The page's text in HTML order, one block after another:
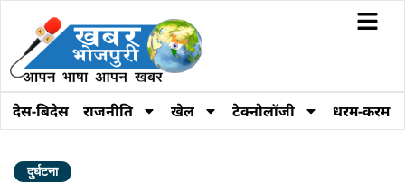
देस-बिदेस राजनीति खेल टेक्नोलॉजी धरम-करम
दुर्घटना